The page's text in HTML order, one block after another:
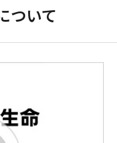
ついて